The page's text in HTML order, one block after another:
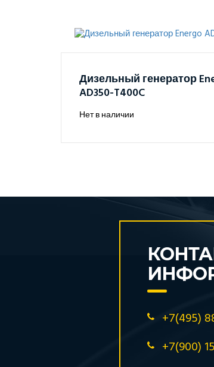
Дизельный генератор
AD350-T400C
Нет в наличии
+7(495)
+7(900)